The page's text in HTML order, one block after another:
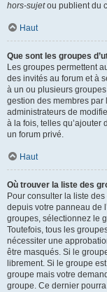
hors-sujetou publient du
Haut
Que sont les groupes
Les groupes permettent
des invités au forum et à
à un ou plusieurs
gestion des membres par
administrateurs de
à la fois, telles qu’ajouter
un forum privé.
Haut
Où trouver la liste des
Pour consulter la liste
depuis votre panneau de
groupes, sélectionnez le
Toutefois, tous les
nécessiter une
être masqués. Si le
librement. Si le groupe
groupe mais votre
groupe. Ce dernier